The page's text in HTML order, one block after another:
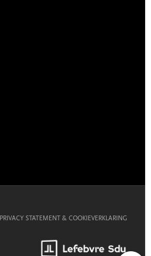
PRIVACY STATEMENT & COOKIEVERKLARING